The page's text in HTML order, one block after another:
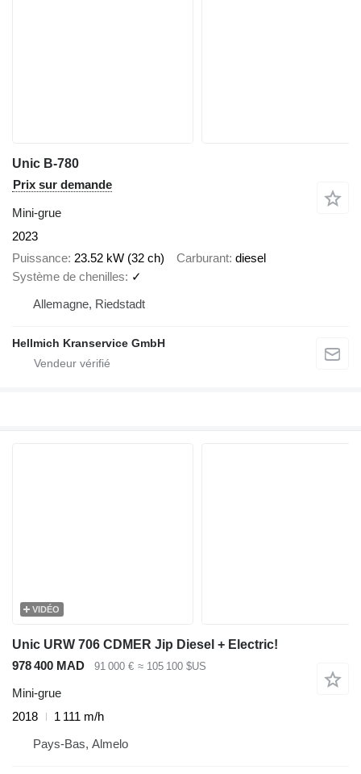
Unic B-780
Prix sur demande
Mini-grue
2023
Puissance 23.52 kW (32 ch) Carburant diesel
Système de chenilles
✓
Allemagne, Riedstadt
Hellmich Kranservice GmbH
VIDÉO
Unic URW 706 CDMER Jip Diesel + Electric!
978 400 MAD
91 000 € ≈ 105 100 $US
Mini-grue
2018
1 111 m/h
Pays-Bas, Almelo